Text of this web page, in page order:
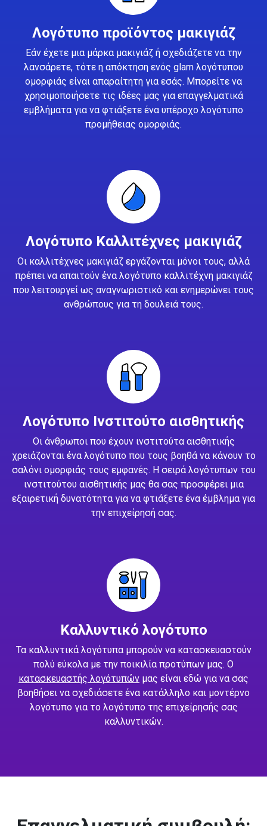
Λογότυπο προϊόντος μακιγιάζ
Εάν έχετε μια μάρκα μακιγιάζ ή σχεδιάζετε να την
λανσάρετε, τότε η απόκτηση ενός glam λογότυπου
ομορφιάς είναι απαραίτητη για εσάς. Μπορείτε να
χρησιμοποιήσετε τις ιδέες μας για επαγγελματικά
εμβλήματα για να φτιάξετε ένα υπέροχο λογότυπο
προμήθειας ομορφιάς.
Λογότυπο Καλλιτέχνες μακιγιάζ
Οι καλλιτέχνες μακιγιάζ εργάζονται μόνοι τους, αλλά
πρέπει να απαιτούν ένα λογότυπο καλλιτέχνη μακιγιάζ
που λειτουργεί ως αναγνωριστικό και ενημερώνει τους
ανθρώπους για τη δουλειά τους.
Λογότυπο Ινστιτούτο αισθητικής
Οι άνθρωποι που έχουν ινστιτούτα αισθητικής
χρειάζονται ένα λογότυπο που τους βοηθά να κάνουν το
σαλόνι ομορφιάς τους εμφανές. Η σειρά λογότυπων του
ινστιτούτου αισθητικής μας θα σας προσφέρει μια
εξαιρετική δυνατότητα για να φτιάξετε ένα έμβλημα για
την επιχείρησή σας.
Καλλυντικό λογότυπο
Τα καλλυντικά λογότυπα μπορούν να κατασκευαστούν
πολύ εύκολα με την ποικιλία προτύπων μας. Ο
κατασκευαστής λογότυπών μας είναι εδώ για να σας
βοηθήσει να σχεδιάσετε ένα κατάλληλο και μοντέρνο
λογότυπο για το λογότυπο της επιχείρησής σας
καλλυντικών.